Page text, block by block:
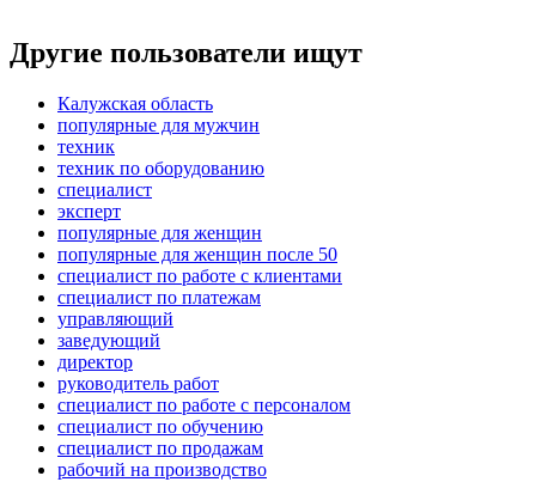
Другие пользователи ищут
Калужская область
популярные для мужчин
техник
техник по оборудованию
специалист
эксперт
популярные для женщин
популярные для женщин после 50
специалист по работе с клиентами
специалист по платежам
управляющий
заведующий
директор
руководитель работ
специалист по работе с персоналом
специалист по обучению
специалист по продажам
рабочий на производство